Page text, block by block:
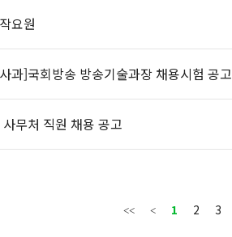
요원
과]국회방송 방송기술과장 채용시험 공고
무처 직원 채용 공고
1 2 3